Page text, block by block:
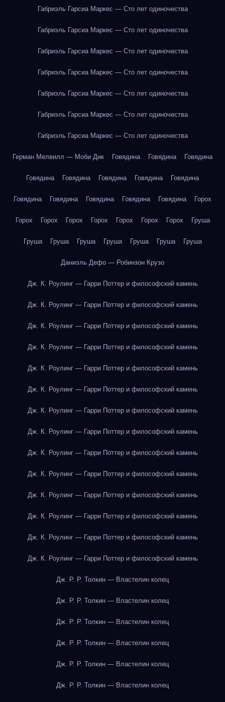
Габриэль Гарсиа Маркес — Сто лет одиночества
Габриэль Гарсиа Маркес — Сто лет одиночества
Габриэль Гарсиа Маркес — Сто лет одиночества
Габриэль Гарсиа Маркес — Сто лет одиночества
Габриэль Гарсиа Маркес — Сто лет одиночества
Габриэль Гарсиа Маркес — Сто лет одиночества
Габриэль Гарсиа Маркес — Сто лет одиночества
Герман Мелвилл — Моби Дик Говядина Говядина Говядина
Говядина Говядина Говядина Говядина Говядина
Говядина Говядина Говядина Говядина Говядина Горох
Горох Горох Горох Горох Горох Горох Горох Груша
Груша Груша Груша Груша Груша Груша Груша
Даниэль Дефо — Робинзон Крузо
Дж. К. Роулинг — Гарри Поттер и философский камень
Дж. К. Роулинг — Гарри Поттер и философский камень
Дж. К. Роулинг — Гарри Поттер и философский камень
Дж. К. Роулинг — Гарри Поттер и философский камень
Дж. К. Роулинг — Гарри Поттер и философский камень
Дж. К. Роулинг — Гарри Поттер и философский камень
Дж. К. Роулинг — Гарри Поттер и философский камень
Дж. К. Роулинг — Гарри Поттер и философский камень
Дж. К. Роулинг — Гарри Поттер и философский камень
Дж. К. Роулинг — Гарри Поттер и философский камень
Дж. К. Роулинг — Гарри Поттер и философский камень
Дж. К. Роулинг — Гарри Поттер и философский камень
Дж. К. Роулинг — Гарри Поттер и философский камень
Дж. К. Роулинг — Гарри Поттер и философский камень
Дж. Р. Р. Толкин — Властелин колец
Дж. Р. Р. Толкин — Властелин колец
Дж. Р. Р. Толкин — Властелин колец
Дж. Р. Р. Толкин — Властелин колец
Дж. Р. Р. Толкин — Властелин колец
Дж. Р. Р. Толкин — Властелин колец